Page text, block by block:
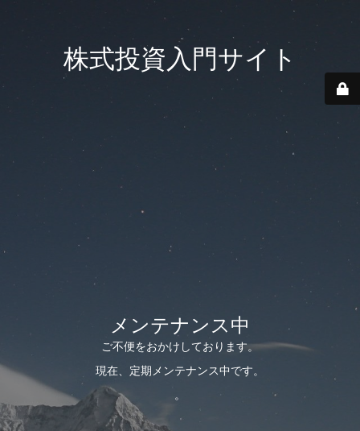
株式投資入門サイト
メンテナンス中
ご不便をおかけしております。
現在、定期メンテナンス中です。
。